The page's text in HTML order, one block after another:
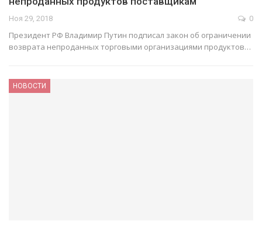
Ноя 29, 2018 0
Президент РФ Владимир Путин подписал закон об ограничении
возврата непроданных торговыми организациями продуктов…
НОВОСТИ